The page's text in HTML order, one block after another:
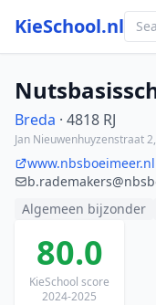
KieSchool.nl
Breda · 4818 RJ
Jan Nieuwenhuyzenstraat
www.nbsboeimeer.nl
Algemeen bijzonder
80.0
KieSchool score
2024-2025